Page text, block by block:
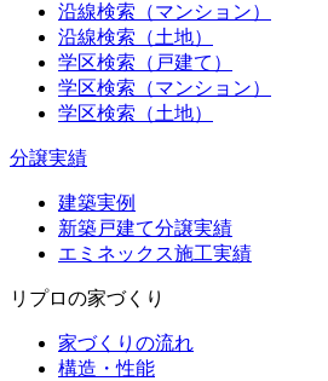
沿線検索（マンション）
沿線検索（土地）
学区検索（戸建て）
学区検索（マンション）
学区検索（土地）
分譲実績
建築実例
新築戸建て分譲実績
エミネックス施工実績
リプロの家づくり
家づくりの流れ
構造・性能